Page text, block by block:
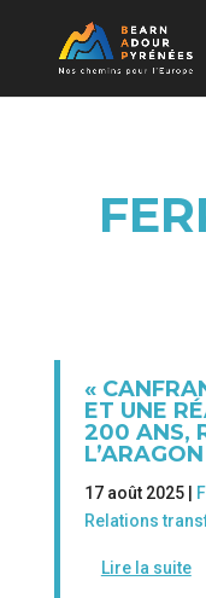
«
ET UNE
200 ANS,
17 août 2025 |
Relations
Lire la suite